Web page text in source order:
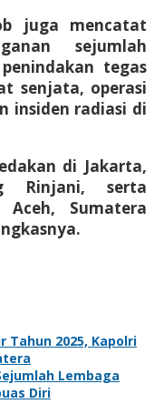
juga mencatat
sejumlah
tegas
senjata, operasi
insiden radiasi di
di Jakarta,
Rinjani, serta
Sumatera
Tahun 2025, Kapolri
Lembaga
Diri